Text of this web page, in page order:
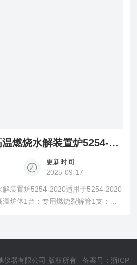
烧水解装置炉5254-2020
更新时间
2025-09-17
解装置炉5254-2020适用于5254-2020
炉体1台；专用燃烧裂解管1支；石
仪器有限公司 版权所有 备案号：浙ICP